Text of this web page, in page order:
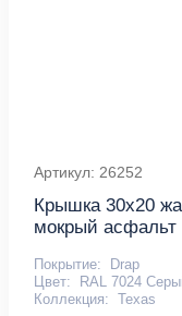
Артикул: 26252
Крышка 30х20
мокрый асфальт
Покрытие:
Drap
Цвет:
RAL 7024
Коллекция: Texas